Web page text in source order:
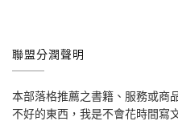
聯盟分潤聲明
本部落格推薦之書籍、服務或商
不好的東西，我是不會花時間寫